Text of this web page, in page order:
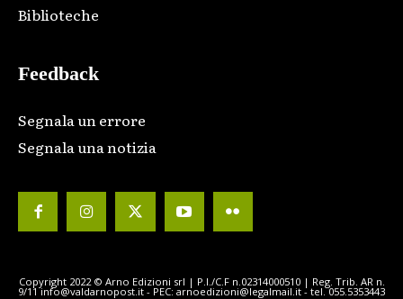
Biblioteche
Feedback
Segnala un errore
Segnala una notizia
Copyright 2022 © Arno Edizioni srl | P.I./C.F n.02314000510 | Reg. Trib. AR n.
9/11 info@valdarnopost.it - PEC: arnoedizioni@legalmail.it - tel. 055.5353443